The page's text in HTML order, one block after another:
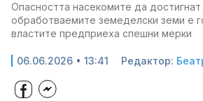
Опасността насекомите да
обработваемите земеделски земи е
властите предприеха спешни мерки
06.06.2026 • 13:41 Редактор: